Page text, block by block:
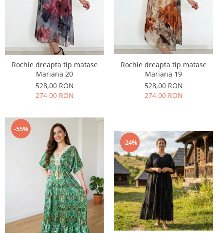
Rochie dreapta tip matase
Mariana 20
528,00 RON
274,00 RON
Rochie dreapta tip matase
Mariana 19
528,00 RON
274,00 RON
-55%
-24%